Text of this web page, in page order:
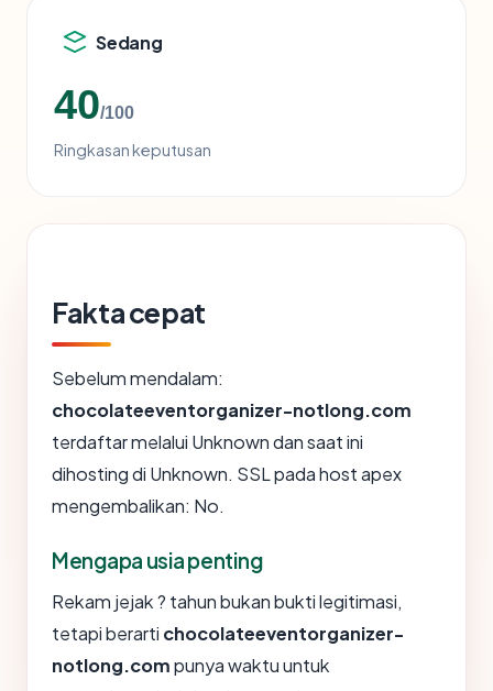
Sedang
40/100
Ringkasan keputusan
Fakta cepat
Sebelum mendalam:
chocolateeventorganizer-notlong.com
terdaftar melalui Unknown dan saat ini
dihosting di Unknown. SSL pada host apex
mengembalikan: No.
Mengapa usia penting
Rekam jejak ? tahun bukan bukti legitimasi,
tetapi berarti chocolateeventorganizer-
notlong.compunya waktu untuk